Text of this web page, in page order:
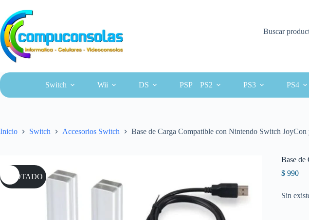
contenido
Buscar
Switch Wii DS PSP PS2 PS3 PS4
Inicio Switch Accesorios Switch Base de Carga Compatible con Nintendo Switch
AGOTADO
Base de
$ 990
Sin